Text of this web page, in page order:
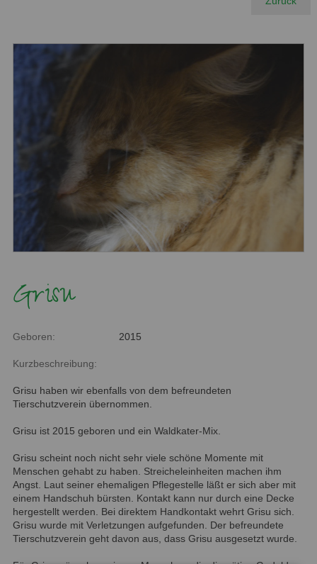
Grisu
Geboren: 2015
Kurzbeschreibung:
Grisu haben wir ebenfalls von dem befreundeten
Tierschutzverein übernommen.
Grisu ist 2015 geboren und ein Waldkater-Mix.
Grisu scheint noch nicht sehr viele schöne Momente mit
Menschen gehabt zu haben. Streicheleinheiten machen ihm
Angst. Laut seiner ehemaligen Pflegestelle läßt er sich aber mit
einem Handschuh bürsten. Kontakt kann nur durch eine Decke
hergestellt werden. Bei direktem Handkontakt wehrt Grisu sich.
Grisu wurde mit Verletzungen aufgefunden. Der befreundete
Tierschutzverein geht davon aus, dass Grisu ausgesetzt wurde.